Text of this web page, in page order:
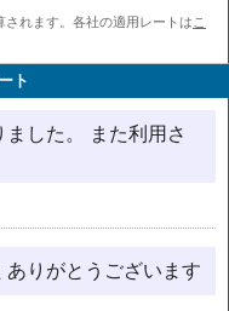
れます。各社の適用レートは こ
ト
した。 また利用さ
ありがとうございます